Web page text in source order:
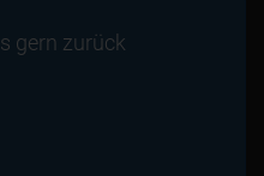
gern zurück